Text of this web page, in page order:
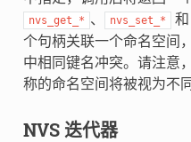
nvs_get_* 、 nvs_set_* 和
个句柄关联一个命名空间
中相同键名冲突。请注意
称的命名空间将被视为不
NVS 迭代器